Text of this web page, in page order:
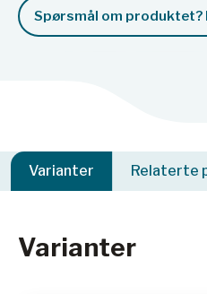
Spørsmål om produktet?
Varianter Relaterte
Varianter